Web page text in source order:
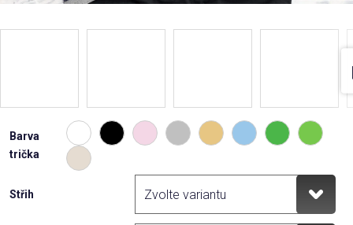
Barva
trička
Střih